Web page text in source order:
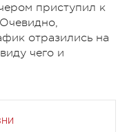
приступил к
отразились на
чего и